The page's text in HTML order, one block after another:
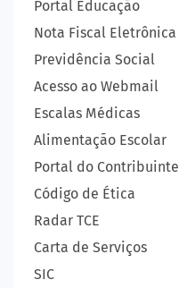
Portal Educação
Nota Fiscal Eletrônica
Previdência Social
Acesso ao Webmail
Escalas Médicas
Alimentação Escolar
Portal do Contribuinte
Código de Ética
Radar TCE
Carta de Serviços
SIC